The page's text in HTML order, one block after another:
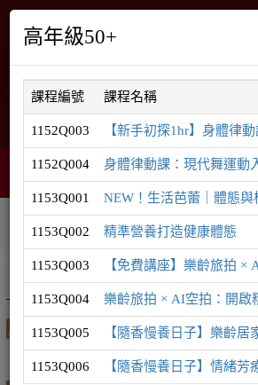
English 網站導覽
購物車
智能客服
課程系列
相關連結
推廣課程 樂齡 / 50無限
樂齡 / 50無
高年級50+
課程編號 課程名稱
1152Q003 【新手初探1hr】身體律
1152Q004 身體律動課：現代舞運動
1153Q001 NEW！生活芭蕾｜體態與
1153Q002 精準營養打造健康體態
1153Q003 【免費講座】樂齡旅拍 ×
1153Q004 樂齡旅拍 × AI空拍：開啟
1153Q005 【隨香慢養日子】樂齡居
1153Q006 【隨香慢養日子】情緒芳